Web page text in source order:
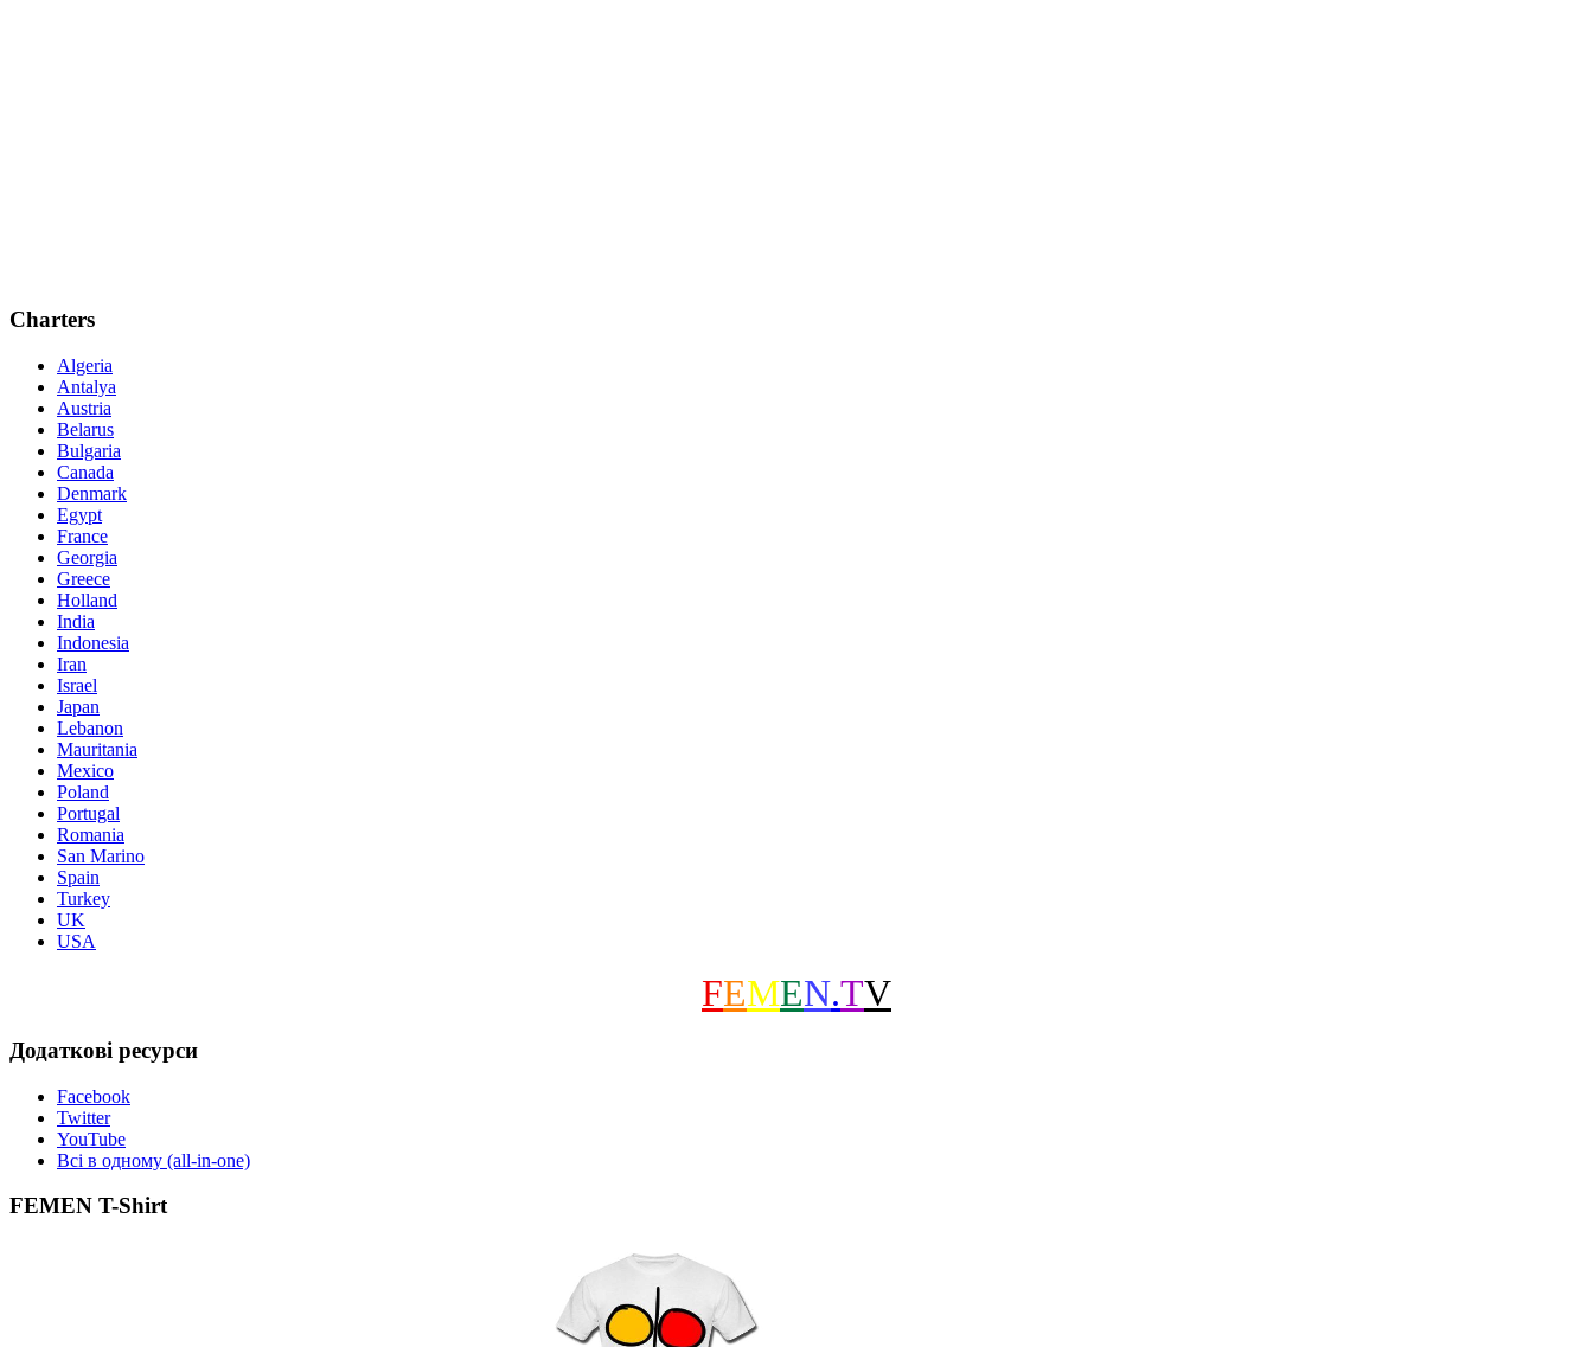
Charters
Algeria
Antalya
Austria
Belarus
Bulgaria
Canada
Denmark
Egypt
France
Georgia
Greece
Holland
India
Indonesia
Iran
Israel
Japan
Lebanon
Mauritania
Mexico
Poland
Portugal
Romania
San Marino
Spain
Turkey
UK
USA
FEMEN.TV
Додаткові ресурси
Facebook
Twitter
YouTube
Всі в одному (all-in-one)
FEMEN T-Shirt